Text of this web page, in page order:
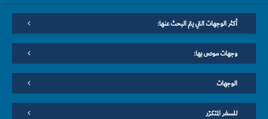
أكثر الوجهات التي يتم البحث عنها:
وجهات موصى بها:
الوجهات
للسفر المتكرّر